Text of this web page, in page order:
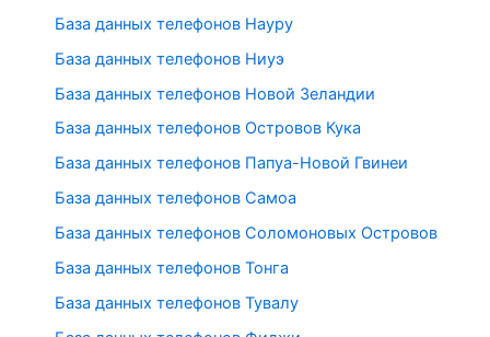
База данных телефонов Науру
База данных телефонов Ниуэ
База данных телефонов Новой Зеландии
База данных телефонов Островов Кука
База данных телефонов Папуа-Новой Гвинеи
База данных телефонов Самоа
База данных телефонов Соломоновых Островов
База данных телефонов Тонга
База данных телефонов Тувалу